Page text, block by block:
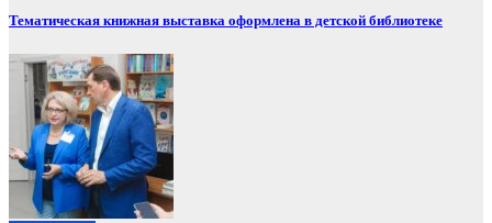
Тематическая книжная выставка оформлена в детской библиотеке